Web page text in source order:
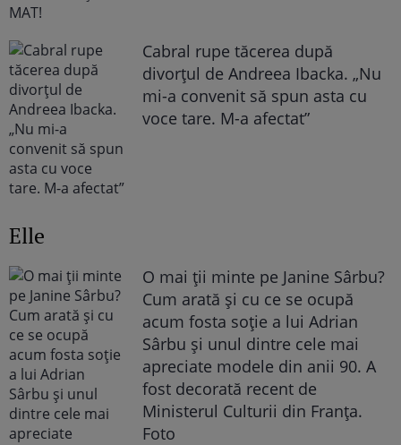
Cabral rupe tăcerea după
divorțul de Andreea Ibacka. „Nu
mi-a convenit să spun asta cu
voce tare. M-a afectat”
Elle
O mai ții minte pe Janine Sârbu?
Cum arată și cu ce se ocupă
acum fosta soție a lui Adrian
Sârbu și unul dintre cele mai
apreciate modele din anii 90. A
fost decorată recent de
Ministerul Culturii din Franța.
Foto